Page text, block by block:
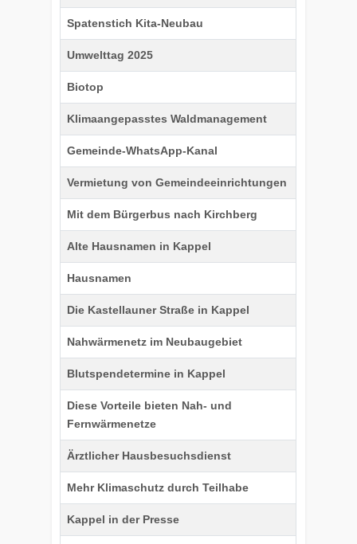
Spatenstich Kita-Neubau
Umwelttag 2025
Biotop
Klimaangepasstes Waldmanagement
Gemeinde-WhatsApp-Kanal
Vermietung von Gemeindeeinrichtungen
Mit dem Bürgerbus nach Kirchberg
Alte Hausnamen in Kappel
Hausnamen
Die Kastellauner Straße in Kappel
Nahwärmenetz im Neubaugebiet
Blutspendetermine in Kappel
Diese Vorteile bieten Nah- und
Fernwärmenetze
Ärztlicher Hausbesuchsdienst
Mehr Klimaschutz durch Teilhabe
Kappel in der Presse